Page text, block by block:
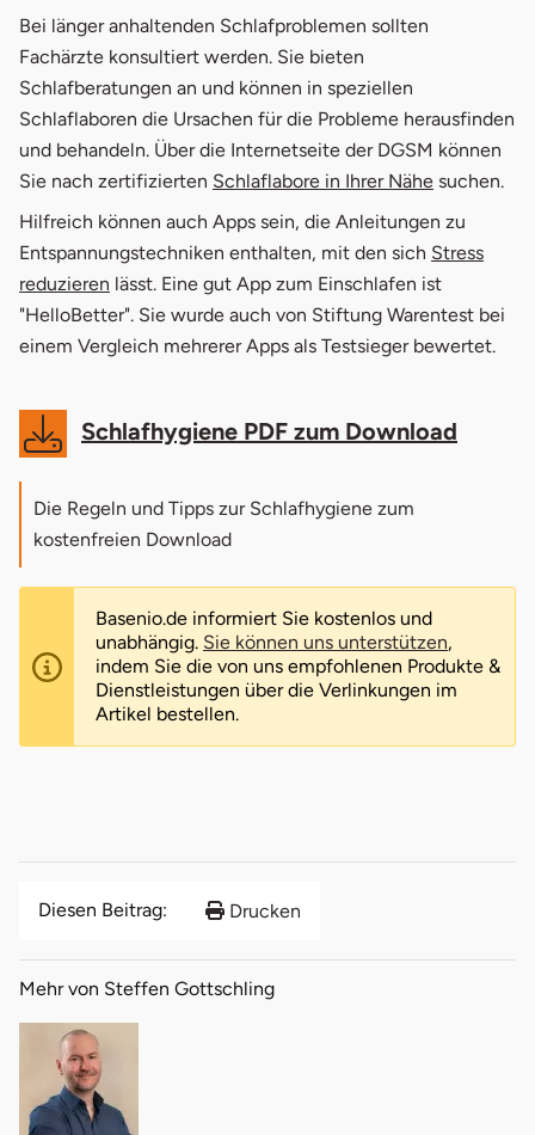
Bei länger anhaltenden Schlafproblemen sollten
Fachärzte konsultiert werden. Sie bieten
Schlafberatungen an und können in speziellen
Schlaflaboren die Ursachen für die Probleme herausfinden
und behandeln. Über die Internetseite der DGSM können
Sie nach zertifizierten Schlaflabore in Ihrer Nähe suchen.
Hilfreich können auch Apps sein, die Anleitungen zu
Entspannungstechniken enthalten, mit den sich Stress
reduzieren lässt. Eine gut App zum Einschlafen ist
"HelloBetter". Sie wurde auch von Stiftung Warentest bei
einem Vergleich mehrerer Apps als Testsieger bewertet.
Schlafhygiene PDF zum Download
Die Regeln und Tipps zur Schlafhygiene zum
kostenfreien Download
Basenio.de informiert Sie kostenlos und
unabhängig. Sie können uns unterstützen,
indem Sie die von uns empfohlenen Produkte &
Dienstleistungen über die Verlinkungen im
Artikel bestellen.
Diesen Beitrag: Drucken
Mehr von Steffen Gottschling